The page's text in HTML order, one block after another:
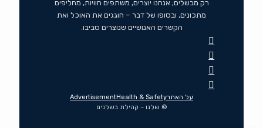
רק מבשלים; אנחנו יוצרים, משתפים חוויות, מחליפים
מתכונים, ובסופו של דבר – חוגגים את האוכל ואת
הקשרים האנושיים שנוצרים סביבו.
על האתרHealth & Safety
Advertisement
© שלנו – קהילת בשלנים